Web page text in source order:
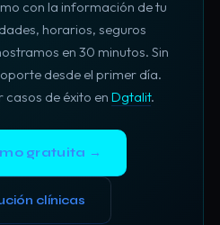
con la información de tu
horarios, seguros
en 30 minutos. Sin
desde el primer día.
casos de éxito en Dgtalit.
gratuita →
clínicas